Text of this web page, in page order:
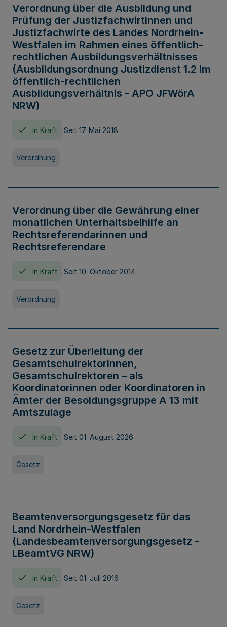
Verordnung über die Ausbildung und
Prüfung der Justizfachwirtinnen und
Justizfachwirte des Landes Nordrhein-
Westfalen im Rahmen eines öffentlich-
rechtlichen Ausbildungsverhältnisses
(Ausbildungsordnung Justizdienst 1.2 im
öffentlich-rechtlichen
Ausbildungsverhältnis - APO JFWörA
NRW)
In Kraft Seit 17. Mai 2018
Verordnung
Verordnung über die Gewährung einer
monatlichen Unterhaltsbeihilfe an
Rechtsreferendarinnen und
Rechtsreferendare
In Kraft Seit 10. Oktober 2014
Verordnung
Gesetz zur Überleitung der
Gesamtschulrektorinnen,
Gesamtschulrektoren – als
Koordinatorinnen oder Koordinatoren in
Ämter der Besoldungsgruppe A 13 mit
Amtszulage
In Kraft Seit 01. August 2026
Gesetz
Beamtenversorgungsgesetz für das
Land Nordrhein-Westfalen
(Landesbeamtenversorgungsgesetz -
LBeamtVG NRW)
In Kraft Seit 01. Juli 2016
Gesetz